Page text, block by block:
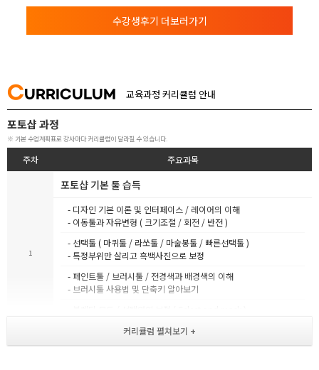
수강생후기 더보러가기
CURRICULUM 교육과정 커리큘럼 안내
포토샵 과정
※ 기본 수업계획표로 강사마다 커리큘럼이 달라질 수 있습니다.
주차 주요과목
1
포토샵 기본 툴 습득
- 디자인 기본 이론 및 인터페이스 / 레이어의 이해
- 이동툴과 자유변형 ( 크기조절 / 회전 / 반전 )
- 선택툴 ( 마퀴툴 / 라쏘툴 / 마술봉툴 / 빠른선택툴 )
- 특정부위만 살리고 흑백사진으로 보정
- 페인트툴 / 브러시툴 / 전경색과 배경색의 이해
- 브러시툴 사용법 및 단축키 알아보기
다양한 툴 기능 습득 및 실습